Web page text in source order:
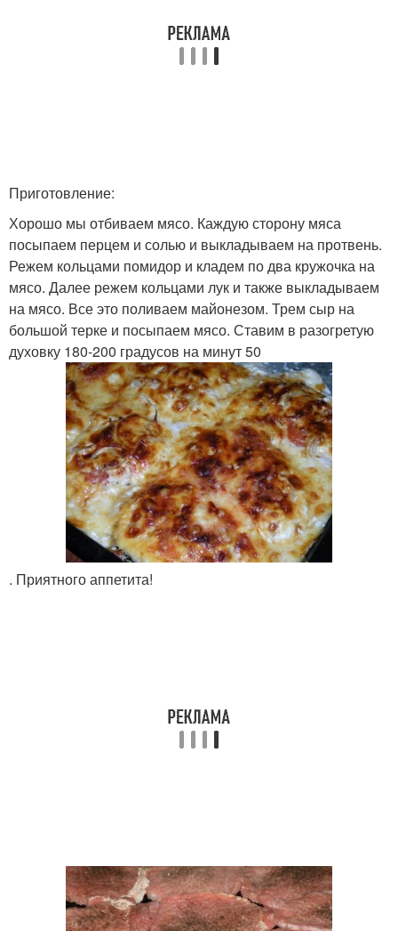
Приготовление:
Хорошо мы отбиваем мясо. Каждую сторону мяса
посыпаем перцем и солью и выкладываем на протвень.
Режем кольцами помидор и кладем по два кружочка на
мясо. Далее режем кольцами лук и также выкладываем
на мясо. Все это поливаем майонезом. Трем сыр на
большой терке и посыпаем мясо. Ставим в разогретую
духовку 180-200 градусов на минут 50
. Приятного аппетита!